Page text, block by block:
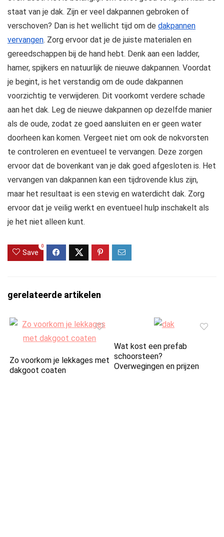
staat van je dak. Zijn er veel dakpannen gebroken of
verschoven? Dan is het wellicht tijd om de dakpannen
vervangen. Zorg ervoor dat je de juiste materialen en
gereedschappen bij de hand hebt. Denk aan een ladder,
hamer, spijkers en natuurlijk de nieuwe dakpannen. Voordat
je begint, is het verstandig om de oude dakpannen
voorzichtig te verwijderen. Dit voorkomt verdere schade
aan het dak. Leg de nieuwe dakpannen op dezelfde manier
als de oude, zodat ze goed aansluiten en er geen water
doorheen kan komen. Vergeet niet om ook de nokvorsten
te controleren en eventueel te vervangen. Deze zorgen
ervoor dat de bovenkant van je dak goed afgesloten is. Het
vervangen van dakpannen kan een tijdrovende klus zijn,
maar het resultaat is een stevig en waterdicht dak. Zorg
ervoor dat je veilig werkt en eventueel hulp inschakelt als
je het niet alleen kunt.
Save
0
gerelateerde artikelen
Zo voorkom je lekkages met
dakgoot coaten
Wat kost een prefab
schoorsteen?
Overwegingen en prijzen